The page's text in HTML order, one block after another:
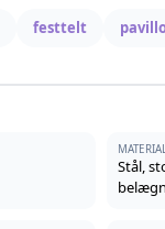
festtelt
Stål,